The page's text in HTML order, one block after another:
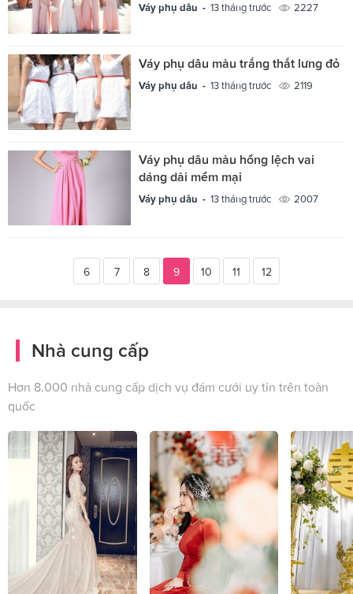
Váy phụ dâu - 13 tháng trước 2227
Váy phụ dâu màu trắng thắt lưng đỏ
Váy phụ dâu - 13 tháng trước 2119
Váy phụ dâu màu hồng lệch vai
dáng dài mềm mại
Váy phụ dâu - 13 tháng trước 2007
6 7 8 9 10 11 12
Nhà cung cấp
Hơn 8.000 nhà cung cấp dịch vụ đám cưới uy tín trên toàn
quốc